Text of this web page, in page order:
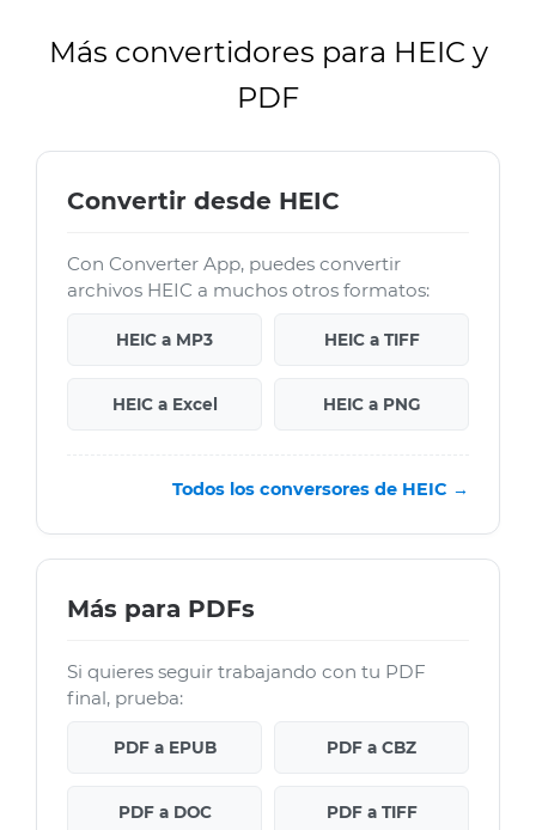
Más convertidores para HEIC y
PDF
Convertir desde HEIC
Con Converter App, puedes convertir
archivos HEIC a muchos otros formatos:
HEIC a MP3 HEIC a TIFF
HEIC a Excel HEIC a PNG
Todos los conversores de HEIC →
Más para PDFs
Si quieres seguir trabajando con tu PDF
final, prueba:
PDF a EPUB PDF a CBZ
PDF a DOC PDF a TIFF